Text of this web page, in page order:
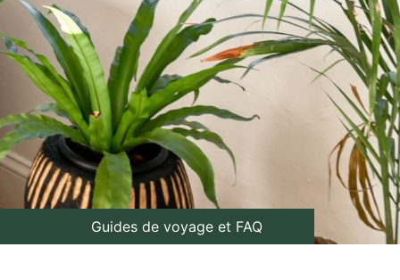
Guides de voyage et FAQ